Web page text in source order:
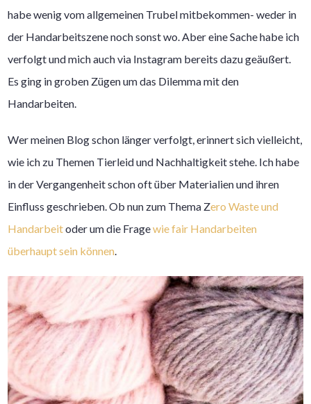
habe wenig vom allgemeinen Trubel mitbekommen- weder in
der Handarbeitszene noch sonst wo. Aber eine Sache habe ich
verfolgt und mich auch via Instagram bereits dazu geäußert.
Es ging in groben Zügen um das Dilemma mit den
Handarbeiten.
Wer meinen Blog schon länger verfolgt, erinnert sich vielleicht,
wie ich zu Themen Tierleid und Nachhaltigkeit stehe. Ich habe
in der Vergangenheit schon oft über Materialien und ihren
Einfluss geschrieben. Ob nun zum Thema Zero Waste und
Handarbeitoder um die Fragewie fair Handarbeiten
überhaupt sein können.